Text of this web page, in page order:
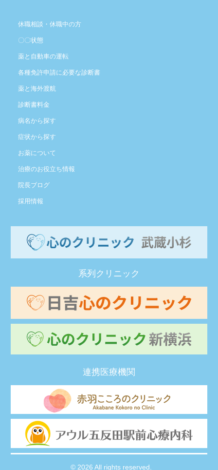
休職相談・休職中の方
〇〇状態
薬と自動車の運転
各種免許申請に必要な診断書
薬と海外渡航
診断書料金
病名から探す
症状から探す
お薬について
治療のお役立ち情報
院長ブログ
採用情報
系列クリニック
連携医療機関
© 2026 All rights reserved.